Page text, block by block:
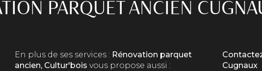
PARQUET ANCIEN
En plus de ses services : Rénovation parquet
ancien, Cultur'bois vous propose aussi :
Cugnaux